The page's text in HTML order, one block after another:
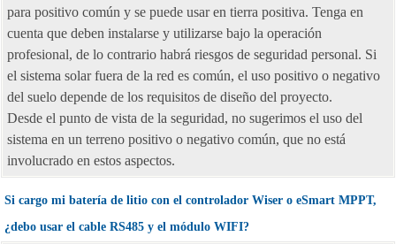
para positivo común y se puede usar en tierra positiva. Tenga en
cuenta que deben instalarse y utilizarse bajo la operación
profesional, de lo contrario habrá riesgos de seguridad personal. Si
el sistema solar fuera de la red es común, el uso positivo o negativo
del suelo depende de los requisitos de diseño del proyecto.
Desde el punto de vista de la seguridad, no sugerimos el uso del
sistema en un terreno positivo o negativo común, que no está
involucrado en estos aspectos.
Si cargo mi batería de litio con el controlador Wiser o eSmart MPPT,
¿debo usar el cable RS485 y el módulo WIFI?